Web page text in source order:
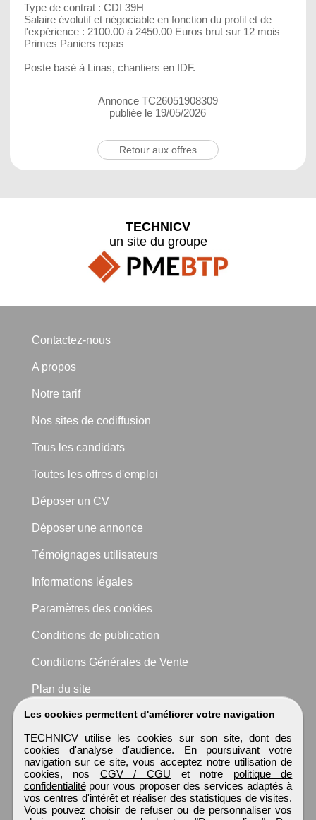
Type de contrat : CDI 39H
Salaire évolutif et négociable en fonction du profil et de
l'expérience : 2100.00 à 2450.00 Euros brut sur 12 mois
Primes Paniers repas
Poste basé à Linas, chantiers en IDF.
Annonce TC26051908309
publiée le 19/05/2026
Retour aux offres
Les cookies permettent d'améliorer votre navigation
TECHNICV utilise les cookies sur son site, dont des
cookies d'analyse d'audience. En poursuivant votre
navigation sur ce site, vous acceptez notre utilisation de
cookies, nos CGV / CGU et notre politique de
confidentialitépour vous proposer des services adaptés à
vos centres d'intérêt et réaliser des statistiques de visites.
Vous pouvez choisir de refuser ou de personnaliser vos
TECHNICV
un site du groupe
Contactez-nous
A propos
Notre tarif
Nos sites de codiffusion
Tous les candidats
Toutes les offres d'emploi
Déposer un CV
Déposer une annonce
Témoignages utilisateurs
Informations légales
Paramètres des cookies
Conditions de publication
Conditions Générales de Vente
Plan du site